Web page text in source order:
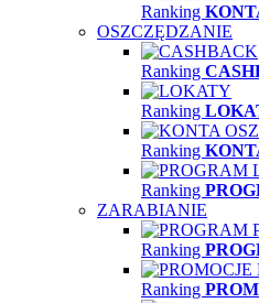
Ranking
OSZCZĘDZANIE
Ranking
Ranking
Ranking
Ranking
ZARABIANIE
Ranking
Ranking